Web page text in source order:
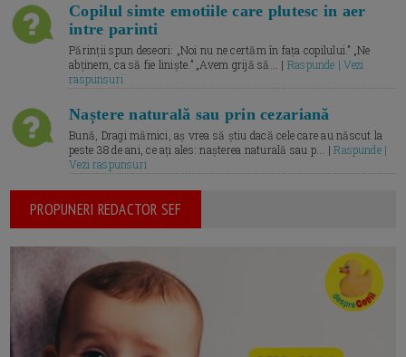
Copilul simte emotiile care plutesc in aer
intre parinti
Părinții spun deseori: „Noi nu ne certăm în fața copilului.” „Ne
abținem, ca să fie liniște.” „Avem grijă să... | Raspunde | Vezi
raspunsuri
Naștere naturală sau prin cezariană
Bună, Dragi mămici, aș vrea să știu dacă cele care au născut la
peste 38 de ani, ce ați ales: nașterea naturală sau p... |Raspunde |
Vezi raspunsuri
PROPUNERI REDACTOR SEF